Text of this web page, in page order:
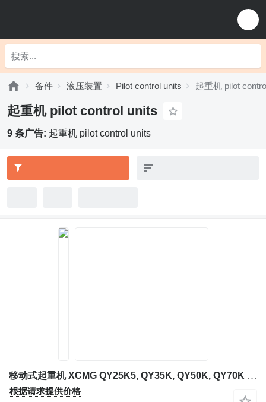
备件 液压装置 Pilot control units 起重机 pilot
起重机 pilot control units
9 条广告: 起重机 pilot control units
移动式起重机 XCMG QY25K5, QY35K, QY50K, QY70K 的 驾驶员控制单元 XCMG XCMG
根据请求提供价格